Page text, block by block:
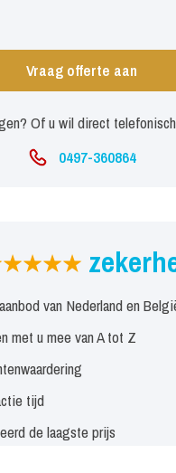
Vraag offerte aan
Of u wil direct
0497-360864
van Nederland en
met u mee van A tot Z
tijd
de laagste prijs